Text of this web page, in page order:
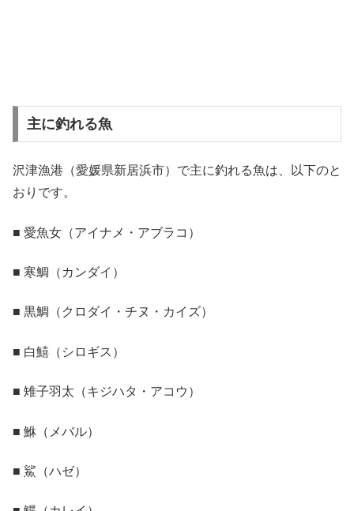
主に釣れる魚
沢津漁港（愛媛県新居浜市）で主に釣れる魚は、以下のと
おりです。
■ 愛魚女（アイナメ・アブラコ）
■ 寒鯛（カンダイ）
■ 黒鯛（クロダイ・チヌ・カイズ）
■ 白鱚（シロギス）
■ 雉子羽太（キジハタ・アコウ）
■ 鮴（メバル）
■ 鯊（ハゼ）